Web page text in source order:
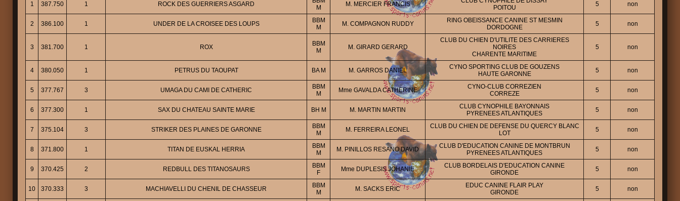
1 387.750 1 ROCK DES GUERRIERS ASGARD
M
M. MERCIER FRANCIS
POITOU
5 non
2 386.100 1 UNDER DE LA CROISEE DES LOUPS
BBM
M
M. COMPAGNON RUDDY
RING OBEISSANCE CANINE ST MESMIN
DORDOGNE
5 non
3 381.700 1 ROX
BBM
M
M. GIRARD GERARD
CLUB DU CHIEN D'UTILITE DES CARRIERES
NOIRES
CHARENTE MARITIME
5 non
4 380.050 1 PETRUS DU TAOUPAT BA M M. GARROS DANIEL
CYNO SPORTING CLUB DE GOUZENS
HAUTE GARONNE
5 non
5 377.767 3 UMAGA DU CAMI DE CATHERIC
BBM
M
Mme GAVALDA CATHERINE
CYNO-CLUB CORREZIEN
CORREZE
5 non
6 377.300 1 SAX DU CHATEAU SAINTE MARIE BH M M. MARTIN MARTIN
CLUB CYNOPHILE BAYONNAIS
PYRENEES ATLANTIQUES
5 non
7 375.104 3 STRIKER DES PLAINES DE GARONNE
BBM
M
M. FERREIRA LEONEL
CLUB DU CHIEN DE DEFENSE DU QUERCY BLANC
LOT
5 non
8 371.800 1 TITAN DE EUSKAL HERRIA
BBM
M
M. PINILLOS RESANO DAVID
CLUB D'EDUCATION CANINE DE MONTBRUN
PYRENEES ATLANTIQUES
5 non
9 370.425 2 REDBULL DES TITANOSAURS
BBM
F
Mme DUPLESIS JOHANIE
CLUB BORDELAIS D'EDUCATION CANINE
GIRONDE
5 non
10 370.333 3 MACHIAVELLI DU CHENIL DE CHASSEUR
BBM
M
M. SACKS ERIC
EDUC CANINE FLAIR PLAY
GIRONDE
5 non